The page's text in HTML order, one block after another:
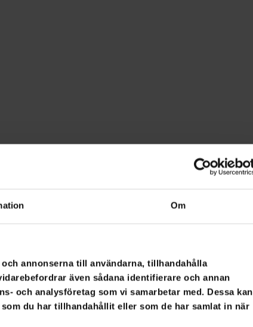
Om
annonserna till användarna, tillhandahålla
även sådana identifierare och annan
och analysföretag som vi samarbetar med. Dessa kan
du har tillhandahållit eller som de har samlat in när